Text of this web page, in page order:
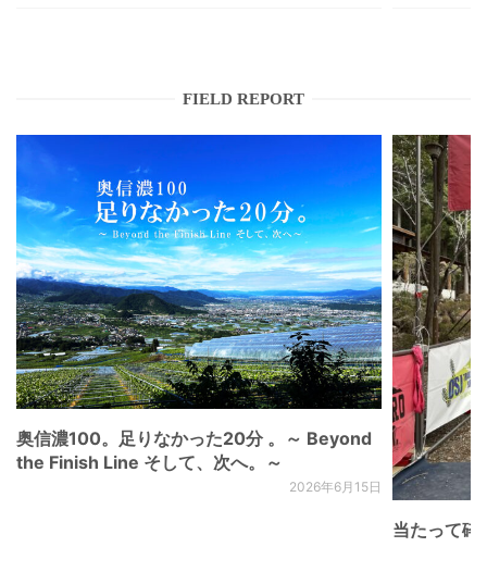
FIELD REPORT
奥信濃100。足りなかった20分 。～ Beyond
the Finish Line そして、次へ。～
2026年6月15日
当たって砕